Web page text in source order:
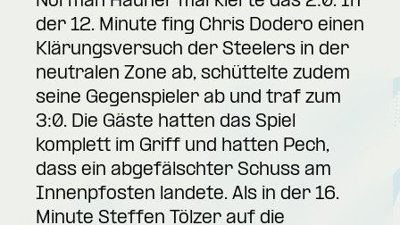
der 12. Minute fing Chris Dodero einen
Klärungsversuch der Steelers in der
neutralen Zone ab, schüttelte zudem
seine Gegenspieler ab und traf zum
3:0. Die Gäste hatten das Spiel
komplett im Griff und hatten Pech,
dass ein abgefälschter Schuss am
Innenpfosten landete. Als in der 16.
Minute Steffen Tölzer auf die